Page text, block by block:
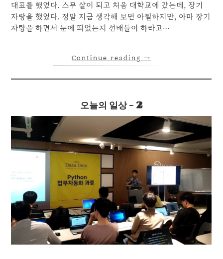
대표를 했었다. 스무 살이 되고 처음 대학교에 갔는데, 장기
자랑을 했었다. 정말 지금 생각해 보면 아찔하지만, 아마 장기
자랑을 하면서 눈에 띄었는지 선배들이 하라고…
Continue reading →
오늘의 일상 – 2